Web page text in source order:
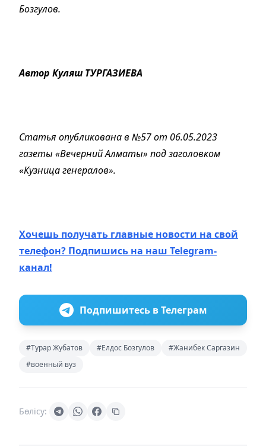
Бозгулов.
Автор Куляш ТУРГАЗИЕВА
Статья опубликована в №57 от 06.05.2023
газеты «Вечерний Алматы» под заголовком
«Кузница генералов».
Хочешь получать главные новости на свой
телефон? Подпишись на наш Telegram-
канал!
Подпишитесь в Телеграм
#Турар Жубатов #Елдос Бозгулов
#Жанибек Саргазин
#военный вуз
Бөлісу: